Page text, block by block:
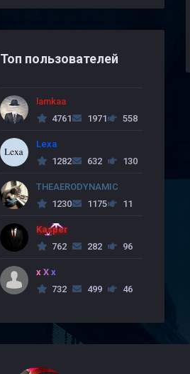
Топ пользователей
lamkaa
4761
1971 558
Lexa
1282
632 130
THEAERODYNAMIC
1230
1175 11
Kasper
762
282 96
x X x
732
499 46